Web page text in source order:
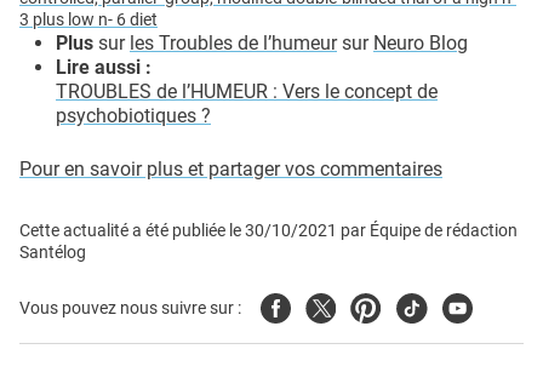
3 plus low n- 6 diet
Plus sur les Troubles de l’humeursur Neuro Blog
Lire aussi :
TROUBLES de l’HUMEUR : Vers le concept de
psychobiotiques ?
Pour en savoir plus et partager vos commentaires
Cette actualité a été publiée le30/10/2021 par Équipe de rédaction
Santélog
Vous pouvez nous suivre sur : FacebookTwitterPinterest
TiktokYoutube